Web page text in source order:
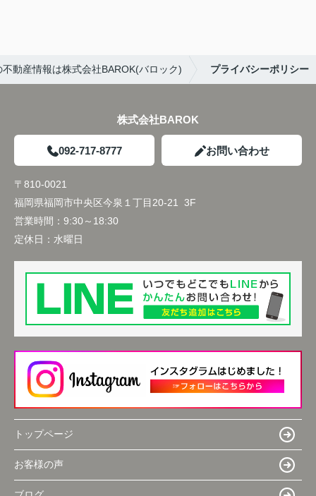
動産情報は株式会社BAROK(バロック) プライバシーポリシー
株式会社BAROK
092-717-8777 お問い合わせ
〒810-0021
福岡県福岡市中央区今泉１丁目20-21 3F
営業時間： 9:30～18:30
定休日： 水曜日
トップページ
お客様の声